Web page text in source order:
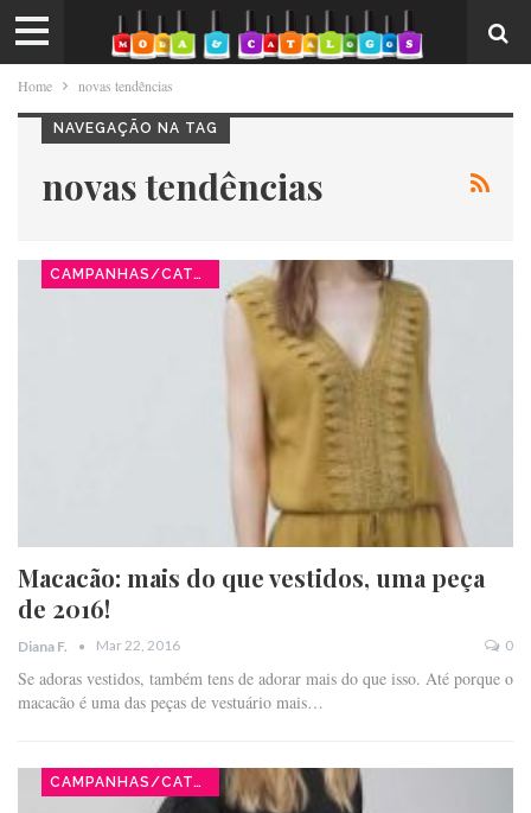
Home novas tendências
NAVEGAÇÃO NA TAG
novas tendências
CAMPANHAS/CATÁLOGOS
Macacão: mais do que vestidos, uma peça
de 2016!
Diana F. Mar 22, 2016 0
Se adoras vestidos, também tens de adorar mais do que isso. Até porque o
macacão é uma das peças de vestuário mais…
CAMPANHAS/CATÁLOGOS